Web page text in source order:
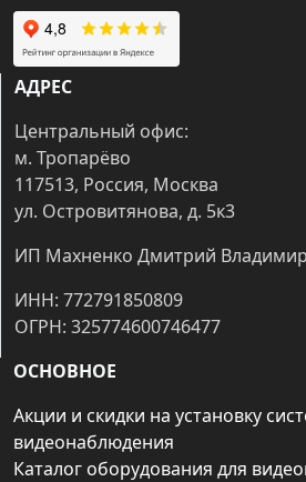
АДРЕС
Центральный офис:
м. Тропарёво
117513, Россия, Москва
ул. Островитянова, д. 5к3
ИП Махненко Дмитрий
ИНН: 772791850809
ОГРН: 325774600746477
ОСНОВНОЕ
Акции и скидки на установку
видеонаблюдения
Каталог оборудования для